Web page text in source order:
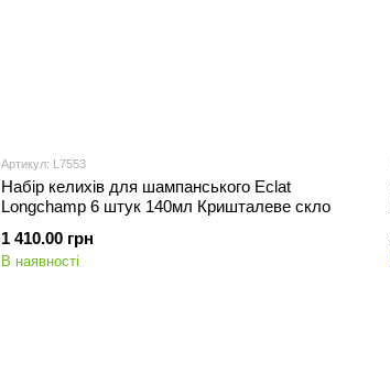
Артикул: L7553
Набір келихів для шампанського Eclat
Longchamp 6 штук 140мл Кришталеве скло
1 410.00 грн
В наявності